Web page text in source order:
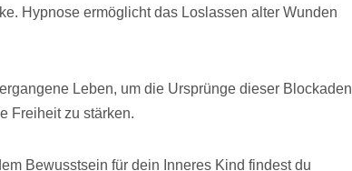
Hypnose ermöglicht das Loslassen alter Wunden
Leben, um die Ursprünge dieser Blockaden
Freiheit zu stärken.
Bewusstsein für dein Inneres Kind findest du